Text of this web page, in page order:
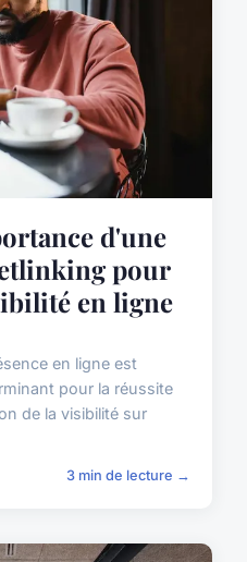
d'une
pour
en ligne
en ligne est
pour la réussite
de la visibilité sur
3 min de lecture →